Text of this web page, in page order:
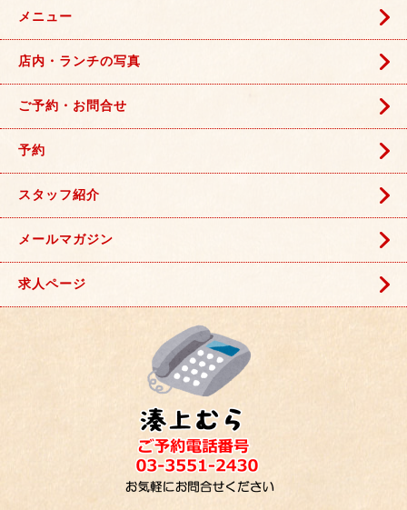
メニュー
店内・ランチの写真
ご予約・お問合せ
予約
スタッフ紹介
メールマガジン
求人ページ